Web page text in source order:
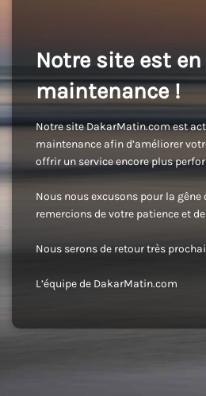
Notre site est en
maintenance !
Notre site DakarMatin.com est
maintenance afin d’améliorer
offrir un service encore plus
Nous nous excusons pour la
remercions de votre patience et
Nous serons de retour très
L’équipe de DakarMatin.com